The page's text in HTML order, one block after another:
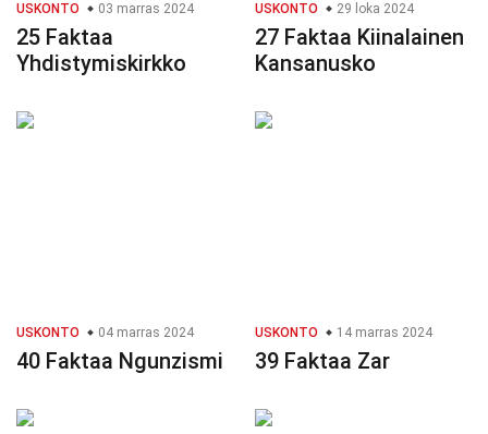
USKONTO 03 marras 2024
25 Faktaa
Yhdistymiskirkko
USKONTO 29 loka 2024
27 Faktaa Kiinalainen
Kansanusko
USKONTO 04 marras 2024
40 Faktaa Ngunzismi
USKONTO 14 marras 2024
39 Faktaa Zar